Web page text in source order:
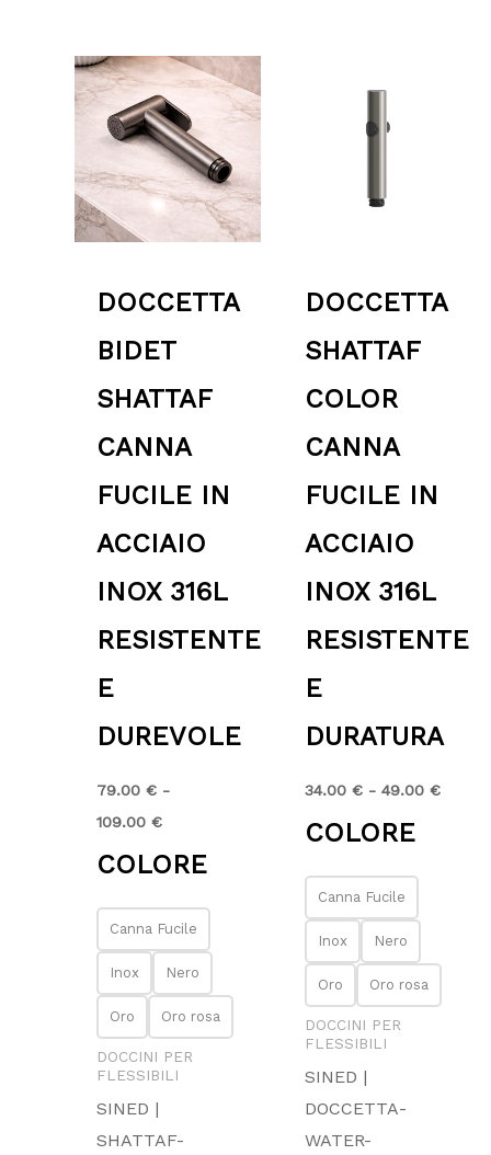
DOCCETTA
BIDET
SHATTAF
CANNA
FUCILE IN
ACCIAIO
INOX 316L
RESISTENTE
E
DUREVOLE
79.00 € -
109.00 €
Fascia
prezzo:
da
79.00 €
a
109.00 €
COLORE
Canna Fucile
Inox Nero
Oro Oro rosa
DOCCINI PER
FLESSIBILI
SINED |
SHATTAF-
DOCCETTA
SHATTAF
COLOR
CANNA
FUCILE IN
ACCIAIO
INOX 316L
RESISTENTE
E
DURATURA
34.00 € - 49.00 €
COLORE
Canna Fucile
Inox Nero
Oro Oro rosa
DOCCINI PER
FLESSIBILI
SINED |
DOCCETTA-
WATER-